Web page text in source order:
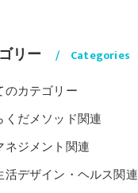
リー Categories
のカテゴリー
だメソッド関連
ジメント関連
デザイン・ヘルス関連